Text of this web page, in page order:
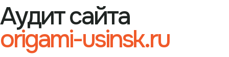
Аудит сайта
origami-usinsk.ru